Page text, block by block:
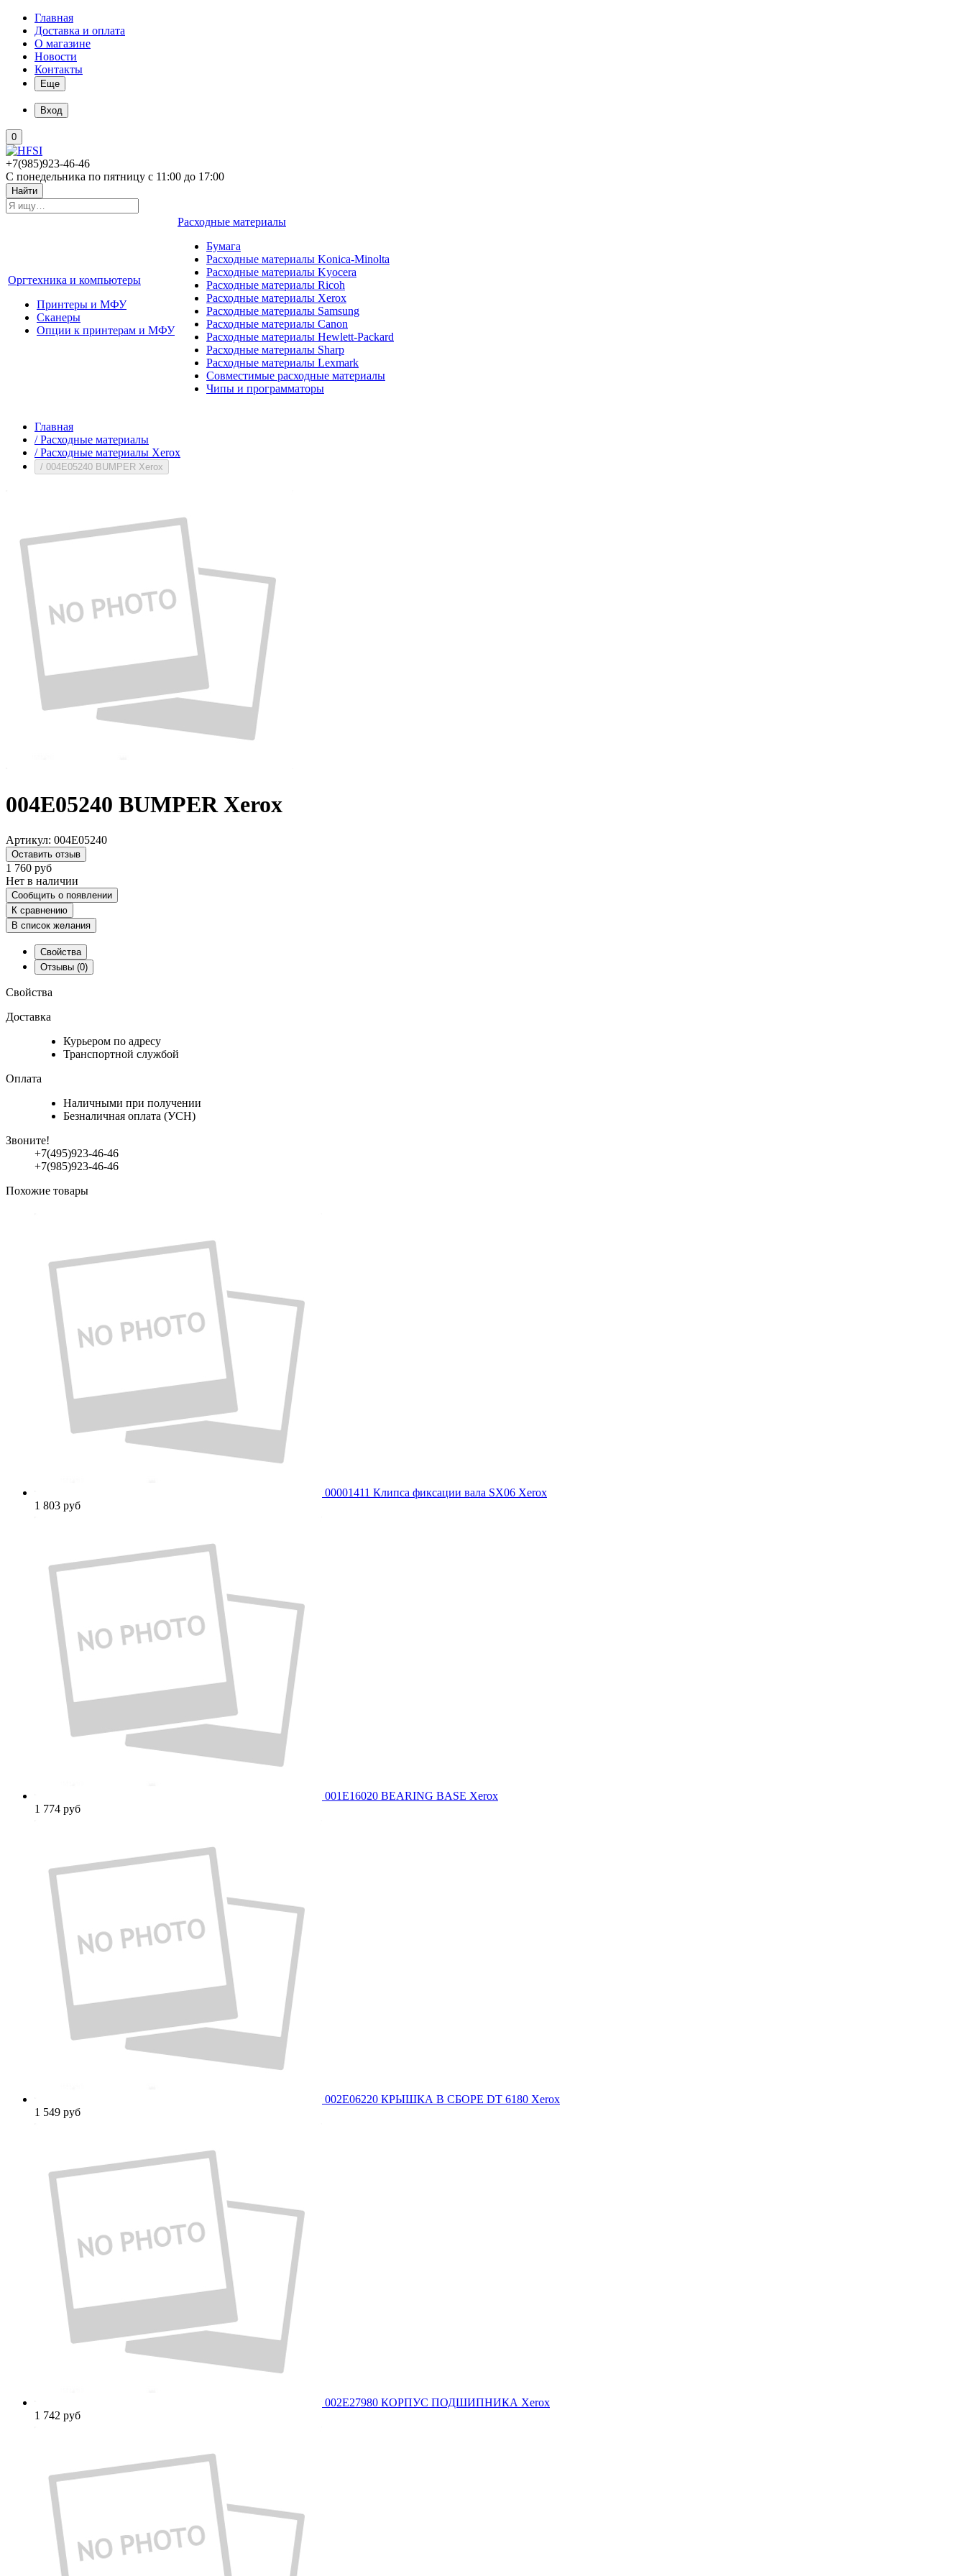
Главная
Доставка и оплата
О магазине
Новости
Контакты
Еще
Вход
0
+7(985)923-46-46
С понедельника по пятницу с 11:00 до 17:00
Найти
Оргтехника и компьютеры
Принтеры и МФУ
Сканеры
Опции к принтерам и МФУ
Расходные материалы
Бумага
Расходные материалы Konica-Minolta
Расходные материалы Kyocera
Расходные материалы Ricoh
Расходные материалы Xerox
Расходные материалы Samsung
Расходные материалы Canon
Расходные материалы Hewlett-Packard
Расходные материалы Sharp
Расходные материалы Lexmark
Совместимые расходные материалы
Чипы и программаторы
Главная
/ Расходные материалы
/ Расходные материалы Xerox
/ 004E05240 BUMPER Xerox
004E05240 BUMPER Xerox
Артикул: 004E05240
Оставить отзыв
1 760 руб
Нет в наличии
Сообщить о появлении
К сравнению
В список желания
Свойства
Отзывы (0)
Свойства
Доставка
Курьером по адресу
Транспортной службой
Оплата
Наличными при получении
Безналичная оплата (УСН)
Звоните!
+7(495)923-46-46
+7(985)923-46-46
Похожие товары
00001411 Клипса фиксации вала SX06 Xerox
1 803 руб
001E16020 BEARING BASE Xerox
1 774 руб
002E06220 КРЫШКА В СБОРЕ DT 6180 Xerox
1 549 руб
002E27980 КОРПУС ПОДШИПНИКА Xerox
1 742 руб